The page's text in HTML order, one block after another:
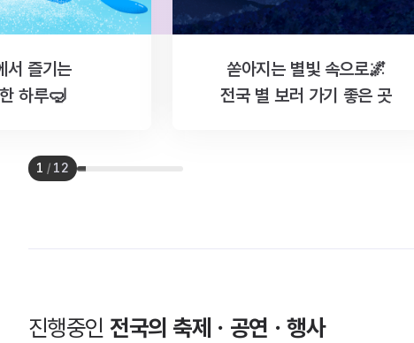
서 즐기는
하루🤿
쏟아지는 별빛 속으로🌌
전국 별 보러 가기 좋은 곳
1 / 12
진행중인전국의 축제ㆍ공연ㆍ행사